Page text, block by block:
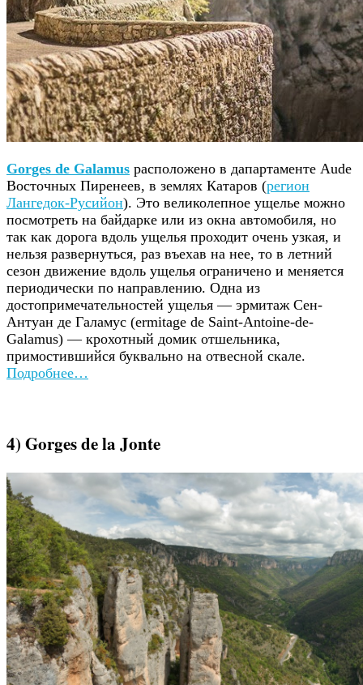
Gorges de Galamus расположено в дапартаменте Aude
Восточных Пиренеев, в землях Катаров (регион
Лангедок-Русийон). Это великолепное ущелье можно
посмотреть на байдарке или из окна автомобиля, но
так как дорога вдоль ущелья проходит очень узкая, и
нельзя развернуться, раз въехав на нее, то в летний
сезон движение вдоль ущелья ограничено и меняется
периодически по направлению. Одна из
достопримечательностей ущелья — эрмитаж Сен-
Антуан де Галамус (ermitage de Saint-Antoine-de-
Galamus) — крохотный домик отшельника,
примостившийся буквально на отвесной скале.
Подробнее…
4) Gorges de la Jonte